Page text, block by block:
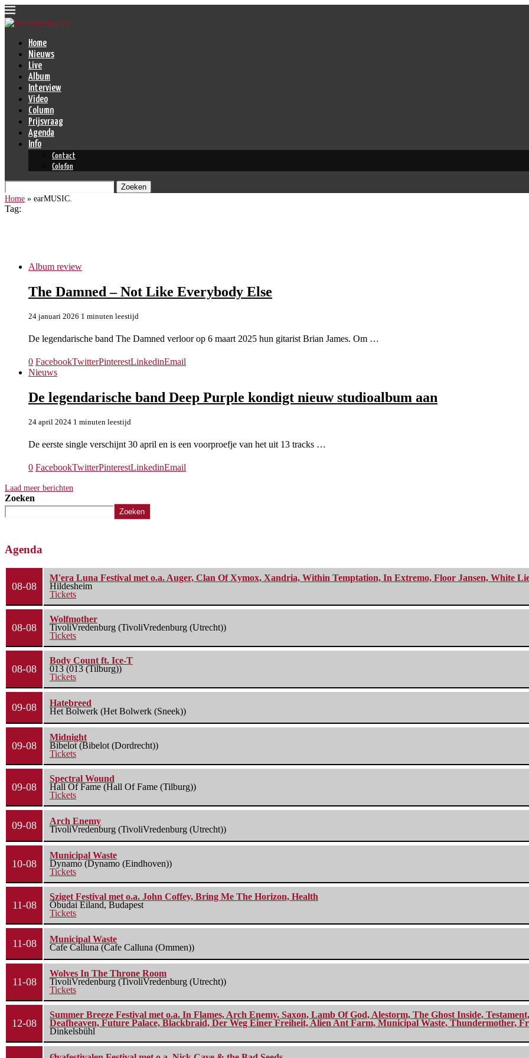
Home
Nieuws
Live
Album
Interview
Video
Column
Prijsvraag
Agenda
Info
Contact
Colofon
Zoeken
Home » earMUSIC.
Tag:
Album review
The Damned – Not Like Everybody Else
24 januari 2026 1 minuten leestijd
De legendarische band The Damned verloor op 6 maart 2025 hun gitarist Brian James. Om …
0 FacebookTwitterPinterestLinkedinEmail
Nieuws
De legendarische band Deep Purple kondigt nieuw studioalbum aan
24 april 2024 1 minuten leestijd
De eerste single verschijnt 30 april en is een voorproefje van het uit 13 tracks …
0 FacebookTwitterPinterestLinkedinEmail
Laad meer berichten
Zoeken
Zoeken
Agenda
08-08
M'era Luna Festival met o.a. Auger, Clan Of Xymox, Xandria, Within Temptation, In Extremo, Floor Jansen, White
Hildesheim
Tickets
08-08
Wolfmother
TivoliVredenburg (TivoliVredenburg (Utrecht))
Tickets
08-08
Body Count ft. Ice-T
013 (013 (Tilburg))
Tickets
09-08
Hatebreed
Het Bolwerk (Het Bolwerk (Sneek))
09-08
Midnight
Bibelot (Bibelot (Dordrecht))
Tickets
09-08
Spectral Wound
Hall Of Fame (Hall Of Fame (Tilburg))
Tickets
09-08
Arch Enemy
TivoliVredenburg (TivoliVredenburg (Utrecht))
10-08
Municipal Waste
Dynamo (Dynamo (Eindhoven))
Tickets
11-08
Sziget Festival met o.a. John Coffey, Bring Me The Horizon, Health
Óbudai Eiland, Budapest
Tickets
11-08
Municipal Waste
Cafe Calluna (Cafe Calluna (Ommen))
11-08
Wolves In The Throne Room
TivoliVredenburg (TivoliVredenburg (Utrecht))
Tickets
12-08
Summer Breeze Festival met o.a. In Flames, Arch Enemy, Saxon, Lamb Of God, Alestorm, The Ghost Inside,
Deafheaven, Future Palace, Blackbraid, Der Weg Einer Freiheit, Alien Ant Farm, Municipal Waste, Thundermother,
Dinkelsbühl